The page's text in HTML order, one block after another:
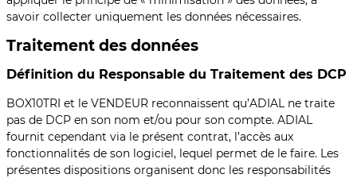
savoir collecter uniquement les données nécessaires.
Traitement des données
Définition du Responsable du Traitement des DCP
BOX10TRI et le VENDEUR reconnaissent qu’ADIAL ne traite
pas de DCP en son nom et/ou pour son compte. ADIAL
fournit cependant via le présent contrat, l’accès aux
fonctionnalités de son logiciel, lequel permet de le faire. Les
présentes dispositions organisent donc les responsabilités